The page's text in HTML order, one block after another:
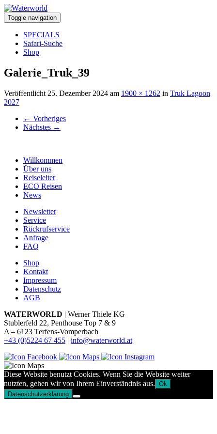
Toggle navigation
SPECIALS
Safari-Suche
Shop
Galerie_Truk_39
Veröffentlicht 25. Dezember 2024 am 1900 × 1262 in Truk Lagoon
2027
← Vorheriges
Nächstes →
Willkommen
Über uns
Reiseleiter
ECO Reisen
News
Newsletter
Service
Rückrufservice
Anfrage
FAQ
Shop
Kontakt
Impressum
Datenschutz
AGB
WATERWORLD | Werner Thiele KG
Stublerfeld 22, Penthouse Top 7 & 9
A – 6123 Terfens-Vomperbach
+43 (0)5224 67 455 | info@waterworld.at
Diese Website benutzt Cookies. Wenn Sie die Website weiter
nutzten, gehen wir von Ihrem Einverständnis aus. Ok
Datenschutzerklärung